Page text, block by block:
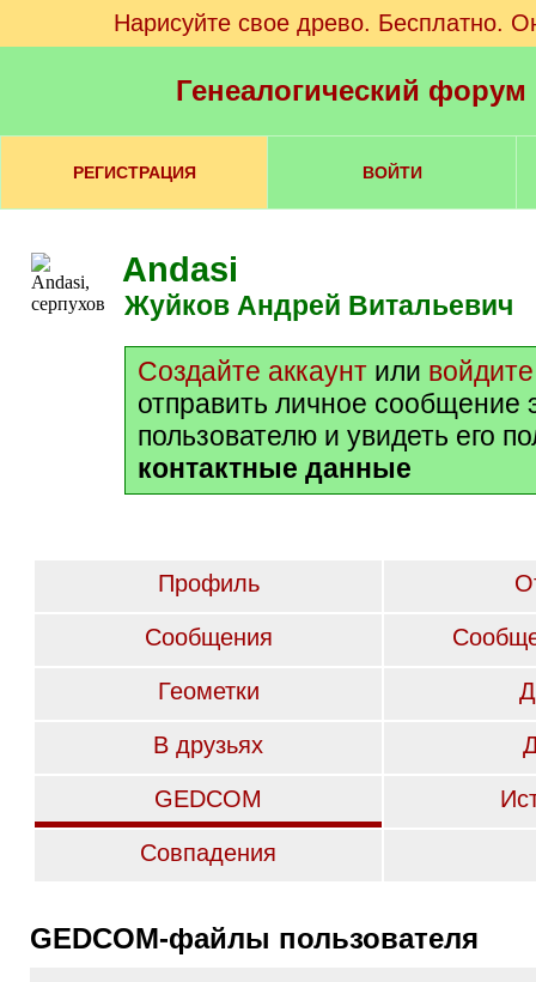
Нарисуйте свое древо. Бесплатно.
Генеалогический
РЕГИСТРАЦИЯ ВОЙТИ
Andasi
Жуйков Андрей Витальевич
Создайте аккаунт или войдите
отправить личное сообщение
пользователю и увидеть его
контактные данные
Профиль
Сообщения
Геометки
В друзьях
GEDCOM
Совпадения
GEDCOM-файлы пользователя